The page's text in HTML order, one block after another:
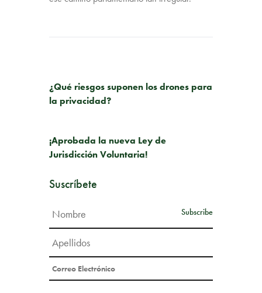
¿Qué riesgos suponen los drones para
la privacidad?
¡Aprobada la nueva Ley de
Jurisdicción Voluntaria!
Suscríbete